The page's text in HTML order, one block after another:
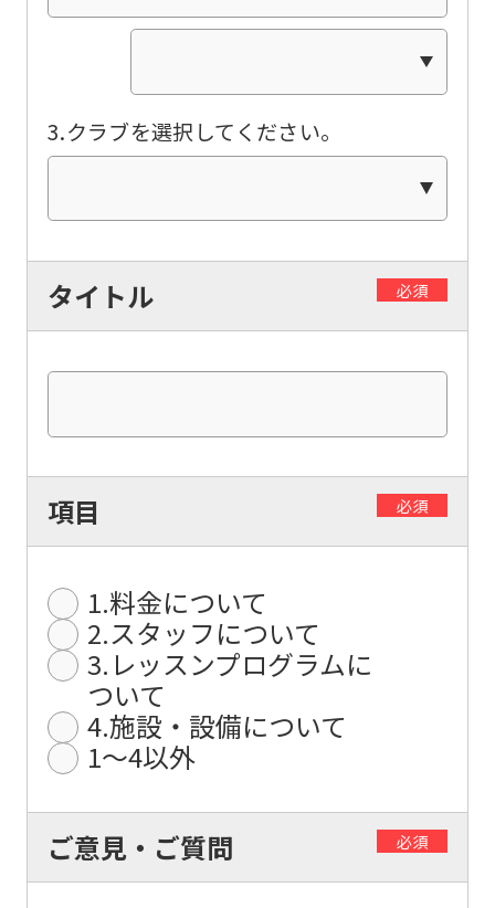
3.クラブを選択してください。
タイトル 必須
項目 必須
1.料金について
2.スタッフについて
3.レッスンプログラムに
ついて
4.施設・設備について
1〜4以外
ご意見・ご質問 必須
be
so
may
an
The
the
original
content.
We
ask
you
understand